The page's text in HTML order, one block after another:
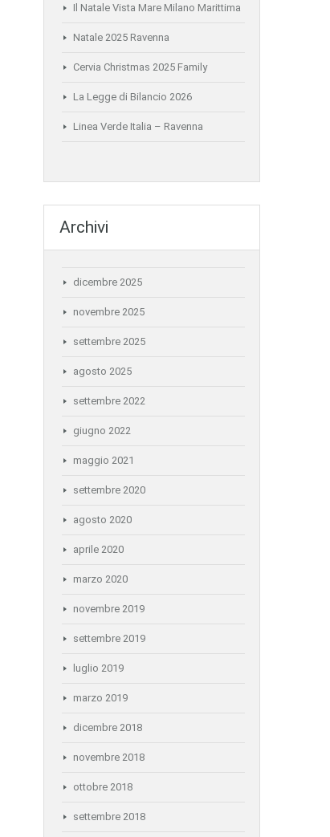
Il Natale Vista Mare Milano Marittima
Natale 2025 Ravenna
Cervia Christmas 2025 Family
La Legge di Bilancio 2026
Linea Verde Italia – Ravenna
Archivi
dicembre 2025
novembre 2025
settembre 2025
agosto 2025
settembre 2022
giugno 2022
maggio 2021
settembre 2020
agosto 2020
aprile 2020
marzo 2020
novembre 2019
settembre 2019
luglio 2019
marzo 2019
dicembre 2018
novembre 2018
ottobre 2018
settembre 2018